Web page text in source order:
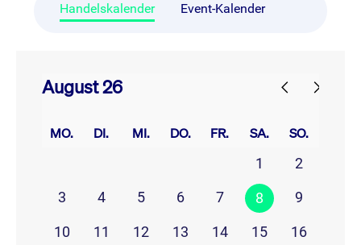
Handelskalender Event-Kalender
August 26
MO. DI. MI. DO. FR. SA. SO.
1
2
3
4 5 6 7 8 9
10 11 12 13 14 15
16